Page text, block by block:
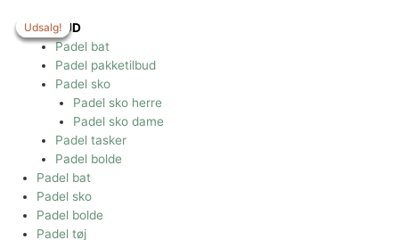
indholdet
TILBUD
Padel bat
Padel pakketilbud
Padel sko
Padel sko herre
Padel sko dame
Padel tasker
Padel bolde
Padel bat
Padel sko
Padel bolde
Padel tøj
Udsalg!
Udsalg!
Udsalg!
Udsalg!